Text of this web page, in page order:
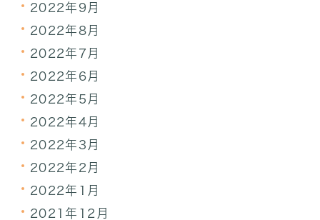
2022年9月
2022年8月
2022年7月
2022年6月
2022年5月
2022年4月
2022年3月
2022年2月
2022年1月
2021年12月